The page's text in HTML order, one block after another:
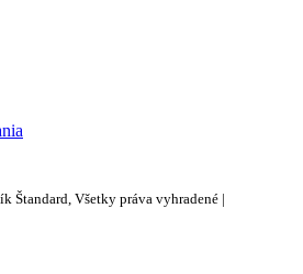
Štandard, Všetky práva vyhradené |